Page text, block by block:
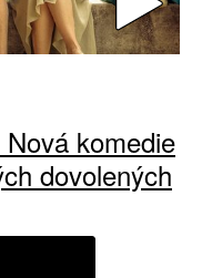
komedie
dovolených